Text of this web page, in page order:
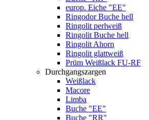
europ. Eiche "EE"
Ringodor Buche hell
Ringolit perlweiß
Ringolit Buche hell
Ringolit Ahorn
Ringolit glattweiß
Prüm Weißlack FU-RF
Durchgangszargen
Weißlack
Macore
Limba
Buche "EE"
Buche "RR"